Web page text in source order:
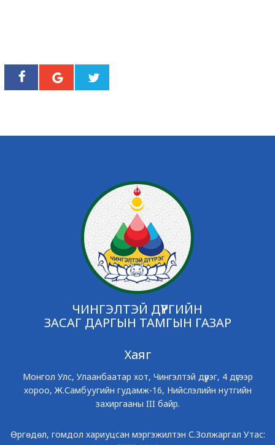
ЧИНГЭЛТЭЙ ДҮҮРГИЙН
ЗАСАГ ДАРГЫН ТАМГЫН ГАЗАР
Хаяг
Монгол Улс, Улаанбаатар хот, Чингэлтэй дүүрэг, 4 дүгээр
хороо, Ж.Самбуугийн гудамж-16, Нийслэлийн нутгийн
захиргааны III байр.
Өргөдөл, гомдол хариуцсан мэргэжилтэн С.Золжаргал Утас: